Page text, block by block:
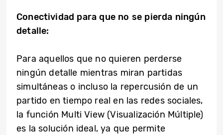
Conectividad para que no se pierda ningún
detalle:
Para aquellos que no quieren perderse
ningún detalle mientras miran partidas
simultáneas o incluso la repercusión de un
partido en tiempo real en las redes sociales,
la función Multi View (Visualización Múltiple)
es la solución ideal, ya que permite